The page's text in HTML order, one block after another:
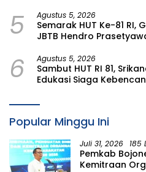
5 Agustus 5, 2026
Semarak HUT Ke-81 RI,
JBTB Hendro
6 Agustus 5, 2026
Sambut HUT RI 81,
Edukasi Siaga
Kampung Aren Simacan
Popular Minggu Ini
Juli 31, 2026 185
Pemkab
Kemitraan